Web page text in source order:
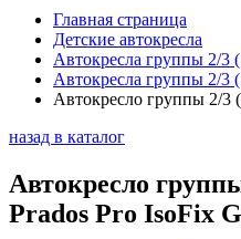
Главная страница
Детские автокресла
Автокресла группы 2/3
Автокресла группы 2/3
Автокресло группы 2/3
назад в каталог
Автокресло
Prados Pro IsoFix